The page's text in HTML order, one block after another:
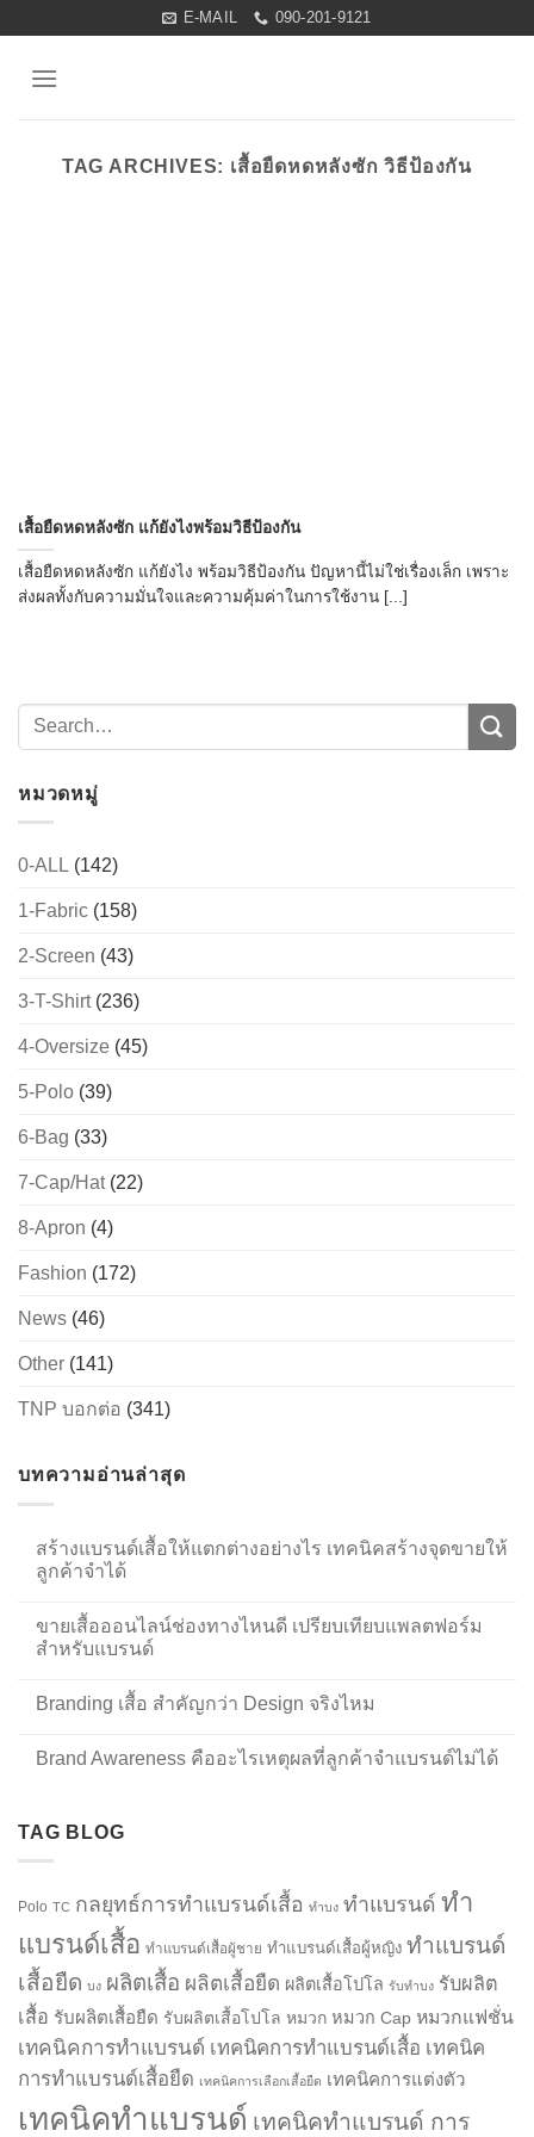
content
E-MAIL 090-201-9121
TAG ARCHIVES: เสื้อยืดหดหลังซัก วิธีป้องกัน
เสื้อยืดหดหลังซัก แก้ยังไงพร้อมวิธีป้องกัน
เสื้อยืดหดหลังซัก แก้ยังไง พร้อมวิธีป้องกัน ปัญหานี้ไม่ใช่เรื่องเล็ก เพราะ
ส่งผลทั้งกับความมั่นใจและความคุ้มค่าในการใช้งาน [...]
หมวดหมู่
0-ALL (142)
1-Fabric (158)
2-Screen (43)
3-T-Shirt(236)
4-Oversize (45)
5-Polo (39)
6-Bag (33)
7-Cap/Hat(22)
8-Apron (4)
Fashion (172)
News (46)
Other (141)
TNP บอกต่อ (341)
บทความอ่านล่าสุด
สร้างแบรนด์เสื้อให้แตกต่างอย่างไร เทคนิคสร้างจุดขายให้
ลูกค้าจำได้
ขายเสื้อออนไลน์ช่องทางไหนดี เปรียบเทียบแพลตฟอร์ม
สำหรับแบรนด์
Branding เสื้อ สำคัญกว่า Design จริงไหม
Brand Awareness คืออะไรเหตุผลที่ลูกค้าจำแบรนด์ไม่ได้
TAG BLOG
Polo TC กลยุทธ์การทำแบรนด์เสื้อ ทำบง ทำแบรนด์ ทำ
แบรนด์เสื้อ ทำแบรนด์เสื้อผู้ชาย ทำแบรนด์เสื้อผู้หญิง ทำแบรนด์
เสื้อยืด บง ผลิตเสื้อ ผลิตเสื้อยืด ผลิตเสื้อโปโล รับทำบง รับผลิต
เสื้อ รับผลิตเสื้อยืด รับผลิตเสื้อโปโล หมวก หมวก Cap หมวกแฟชั่น
เทคนิคการทำแบรนด์ เทคนิคการทำแบรนด์เสื้อ เทคนิค
การทำแบรนด์เสื้อยืด เทคนิคการเลือกเสื้อยืด เทคนิคการแต่งตัว
เทคนิคทำแบรนด์ เทคนิคทำแบรนด์ การ